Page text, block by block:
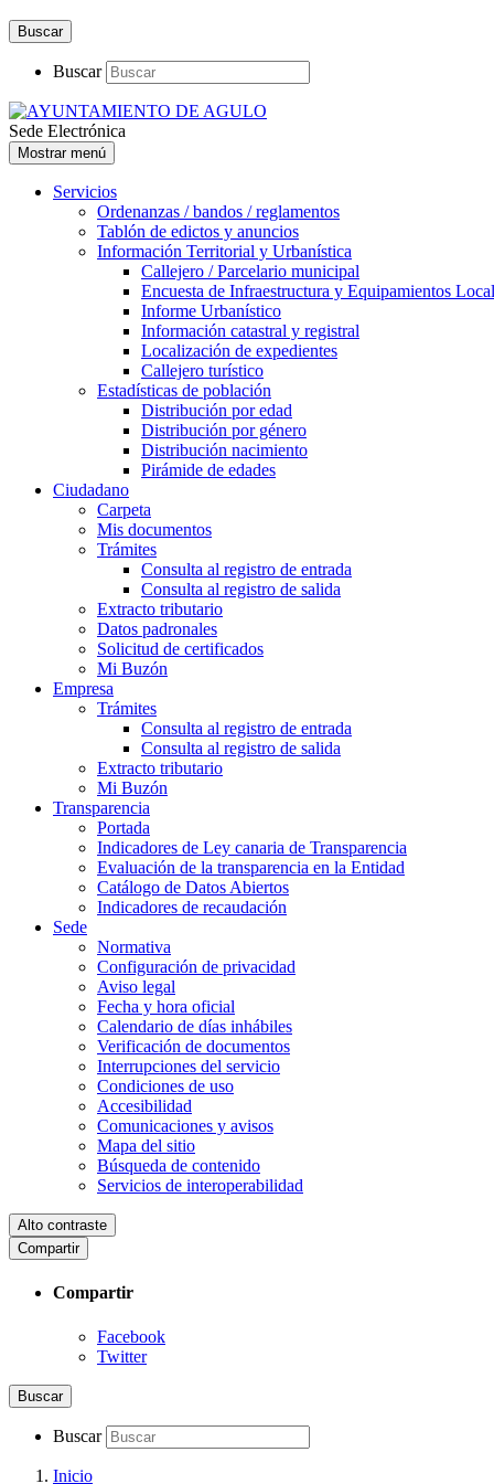
Buscar
Buscar
Sede Electrónica
Mostrar menú
Servicios
Ordenanzas / bandos / reglamentos
Tablón de edictos y anuncios
Información Territorial y Urbanística
Callejero / Parcelario municipal
Encuesta de Infraestructura y Equipamientos
Informe Urbanístico
Información catastral y registral
Localización de expedientes
Callejero turístico
Estadísticas de población
Distribución por edad
Distribución por género
Distribución nacimiento
Pirámide de edades
Ciudadano
Carpeta
Mis documentos
Trámites
Consulta al registro de entrada
Consulta al registro de salida
Extracto tributario
Datos padronales
Solicitud de certificados
Mi Buzón
Empresa
Trámites
Consulta al registro de entrada
Consulta al registro de salida
Extracto tributario
Mi Buzón
Transparencia
Portada
Indicadores de Ley canaria de Transparencia
Evaluación de la transparencia en la Entidad
Catálogo de Datos Abiertos
Indicadores de recaudación
Sede
Normativa
Configuración de privacidad
Aviso legal
Fecha y hora oficial
Calendario de días inhábiles
Verificación de documentos
Interrupciones del servicio
Condiciones de uso
Accesibilidad
Comunicaciones y avisos
Mapa del sitio
Búsqueda de contenido
Servicios de interoperabilidad
Alto contraste
Compartir
Compartir
Facebook
Twitter
Buscar
Buscar
Inicio